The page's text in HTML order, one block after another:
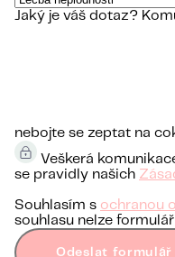
Jaký je váš dotaz?
nebojte se zeptat na
Veškerá
se pravidly našich
Souhlasím s ochranou
souhlasu nelze
Odeslat formulář